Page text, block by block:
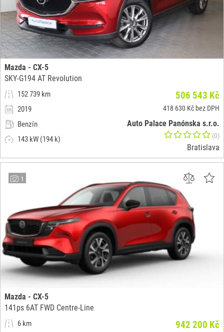
Mazda - CX-5
SKY-G194 AT Revolution
152 739 km
2019
Benzín
143 kW (194 k)
506 543 Kč
418 630 Kč bez DPH
Auto Palace Panónska s.r.o.
(0)
Bratislava
1
Mazda - CX-5
141ps 6AT FWD Centre-Line
6 km
942 200 Kč